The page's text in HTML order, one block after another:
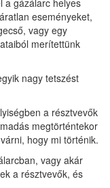
eseményeket,
vagy egy
merítettünk
nagy tetszést
a résztvevők
megtörténtekor
hogy mi történik.
vagy akár
a résztvevők, és